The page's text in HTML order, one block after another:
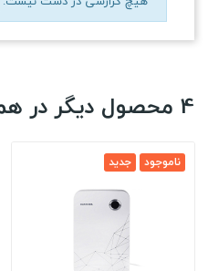
4 محصول دیگر در همین شاخه:
جدید ناموجود